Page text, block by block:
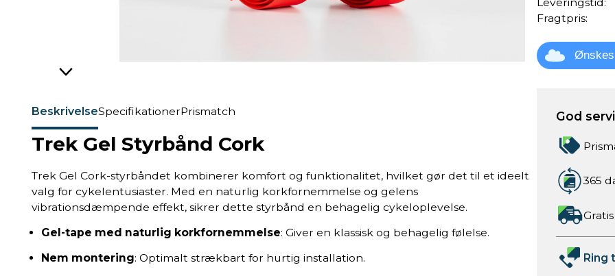
BeskrivelseSpecifikationerPrismatch
Trek Gel Styrbånd Cork
Trek Gel Cork-styrbåndet kombinerer komfort og funktionalitet, hvilket gør det til et ideelt
valg for cykelentusiaster. Med en naturlig korkfornemmelse og gelens
vibrationsdæmpende effekt, sikrer dette styrbånd en behagelig cykeloplevelse.
Gel-tape med naturlig korkfornemmelse: Giver en klassisk og behagelig følelse.
Nem montering: Optimalt strækbart for hurtig installation.
Fragtpris:
God
365
Ring